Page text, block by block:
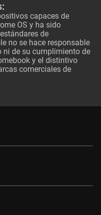
capaces de
OS y ha sido
de
no se hace responsable
de su cumplimiento de
y el distintivo
comerciales de